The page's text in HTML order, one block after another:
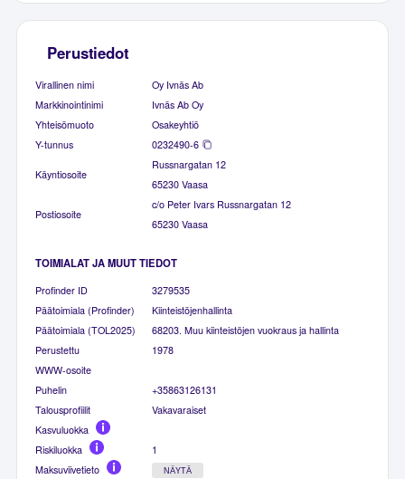
Perustiedot
Virallinen nimi
Oy Ivnäs Ab
Markkinointinimi
Ivnäs Ab Oy
Yhteisömuoto
Osakeyhtiö
Y-tunnus
0232490-6
Käyntiosoite
Russnargatan 12
65230 Vaasa
Postiosoite
c/o Peter Ivars Russnargatan 12
65230 Vaasa
TOIMIALAT JA MUUT TIEDOT
Profinder ID
3279535
Päätoimiala (Profinder)
Kiinteistöjenhallinta
Päätoimiala (TOL2025)
68203. Muu kiinteistöjen vuokraus ja hallinta
Perustettu
1978
WWW-osoite
Puhelin
+35863126131
Talousprofiilit
Vakavaraiset
Kasvuluokka
Riskiluokka
1
Maksuviivetieto
NÄYTÄ